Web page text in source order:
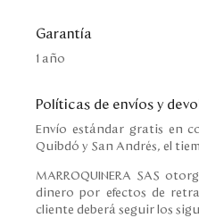
Garantía
1 año
Políticas de envíos y
Envío estándar gratis en
Quibdó y San Andrés, el
MARROQUINERA SAS
dinero por efectos de
cliente deberá seguir los